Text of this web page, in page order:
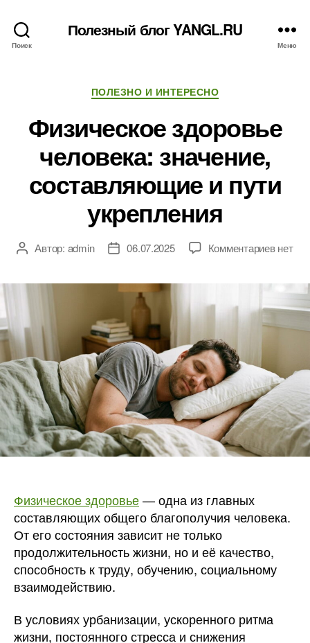
Поиск
Полезный блог YANGL.RU
Меню
Рубрики
ПОЛЕЗНО И ИНТЕРЕСНО
Физическое здоровье
человека: значение,
составляющие и пути
укрепления
АвторАвтор: admin
Дата06.07.2025 Комментариевк
пути
нет
Физическое здоровье— одна из главных
составляющих общего благополучия человека.
От его состояния зависит не только
продолжительность жизни, но и её качество,
способность к труду, обучению, социальному
взаимодействию.
В условиях урбанизации, ускоренного ритма
жизни, постоянного стресса и снижения